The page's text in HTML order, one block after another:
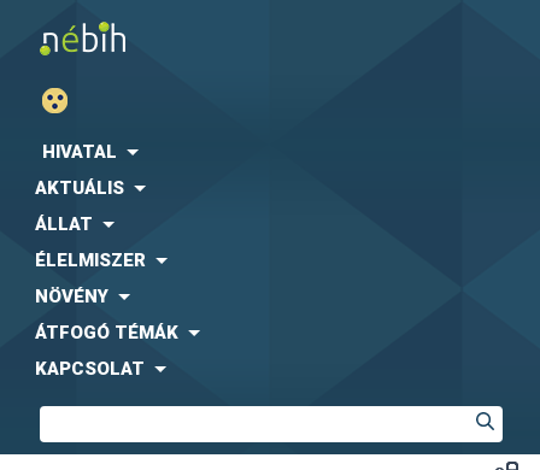
HIVATAL
AKTUÁLIS
ÁLLAT
ÉLELMISZER
NÖVÉNY
ÁTFOGÓ TÉMÁK
KAPCSOLAT